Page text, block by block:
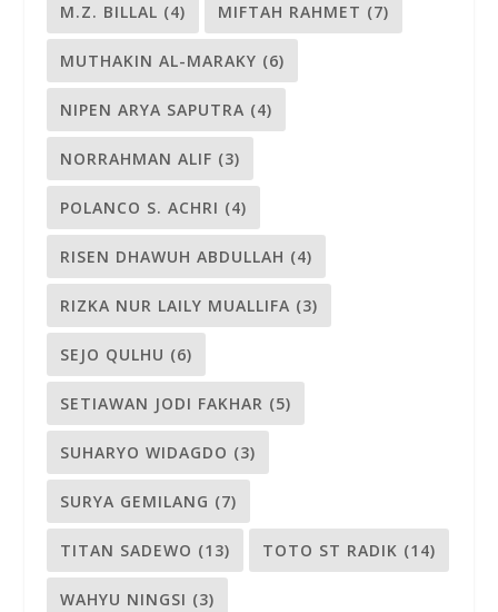
M.Z. BILLAL (4) MIFTAH RAHMET (7)
MUTHAKIN AL-MARAKY (6)
NIPEN ARYA SAPUTRA (4)
NORRAHMAN ALIF (3)
POLANCO S. ACHRI (4)
RISEN DHAWUH ABDULLAH (4)
RIZKA NUR LAILY MUALLIFA (3)
SEJO QULHU (6)
SETIAWAN JODI FAKHAR (5)
SUHARYO WIDAGDO (3)
SURYA GEMILANG (7)
TITAN SADEWO (13) TOTO ST RADIK (14)
WAHYU NINGSI (3)